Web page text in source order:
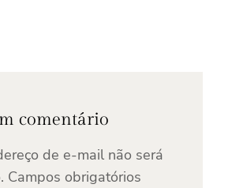
comentário
de e-mail não será
Campos obrigatórios